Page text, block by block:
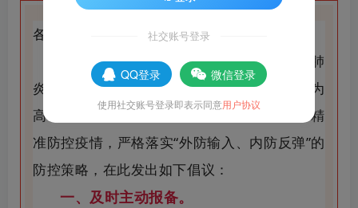
各位来山返山人员：
你们好！近期，国内多地报告新增新冠肺
炎确诊病例和无症状感染者，部分区域划为
高、中风险区，存在一定传播风险。为科学精
准防控疫情，严格落实“外防输入、内防反弹”的
防控策略，在此发出如下倡议：
一、及时主动报备。
社交账号登录
QQ登录 微信登录
使用社交账号登录即表示同意用户协议